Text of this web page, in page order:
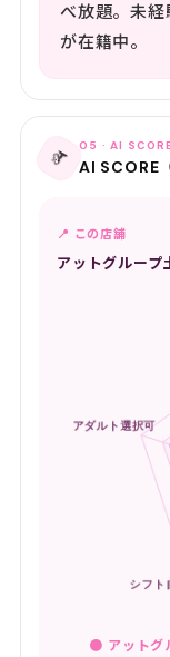
べ放題。未
が在籍中。
📡 05 · AI
AI SCORE
📍 この店舗
アットグループ
● アットグ